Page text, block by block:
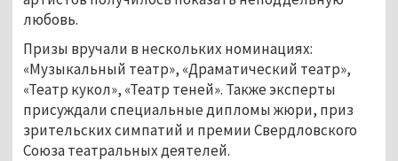
любовь.
Призы вручали в нескольких номинациях:
«Музыкальный театр», «Драматический театр»,
«Театр кукол», «Театр теней». Также эксперты
присуждали специальные дипломы жюри, приз
зрительских симпатий и премии Свердловского
Союза театральных деятелей.